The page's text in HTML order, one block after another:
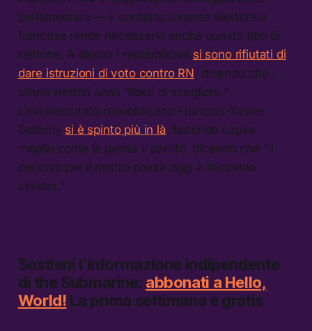
parlamentare — il contorto sistema elettorale
francese rende necessario anche questo tipo di
tattiche. A destra i repubblicani si sono rifiutati di
dare istruzioni di voto contro RN, dicendo che i
propri elettori sono “liberi di scegliere.”
L’eurodeputato repubblicano François-Xavier
Bellamy si è spinto più in là, facendo capire
meglio come la pensa il partito, dicendo che “il
pericolo per il nostro paese oggi è l’estrema
sinistra.”
Sostieni l’informazione indipendente
di the Submarine: abbonati a Hello,
World! La prima settimana è gratis